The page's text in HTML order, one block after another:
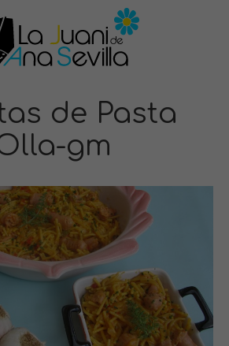
de Pasta
gm